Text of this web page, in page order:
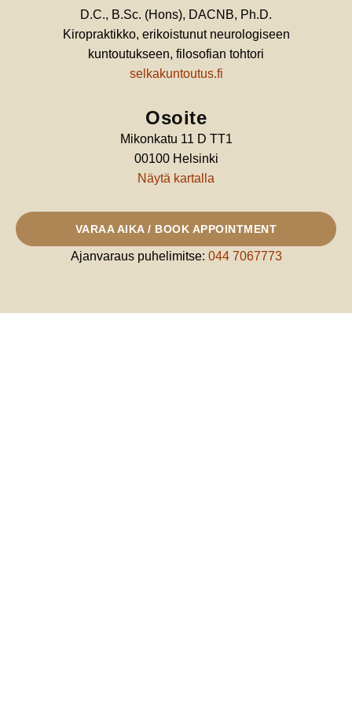
D.C., B.Sc. (Hons), DACNB, Ph.D.
Kiropraktikko, erikoistunut neurologiseen
kuntoutukseen, filosofian tohtori
selkakuntoutus.fi
Osoite
Mikonkatu 11 D TT1
00100 Helsinki
Näytä kartalla
VARAA AIKA / BOOK APPOINTMENT
Ajanvaraus puhelimitse: 044 7067773